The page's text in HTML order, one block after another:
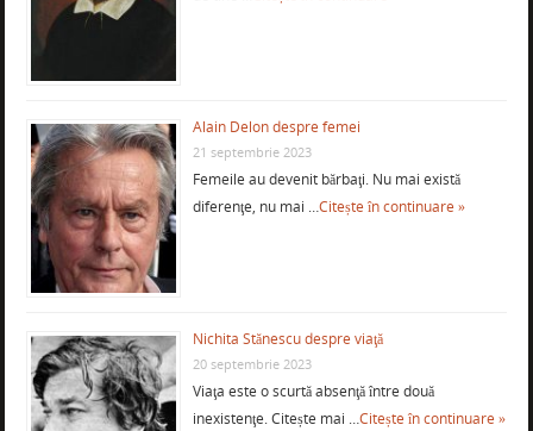
Alain Delon despre femei
21 septembrie 2023
Femeile au devenit bărbaţi. Nu mai există
diferenţe, nu mai …Citește în continuare »
Nichita Stănescu despre viaţă
20 septembrie 2023
Viaţa este o scurtă absenţă între două
inexistenţe. Citește mai …Citește în continuare »